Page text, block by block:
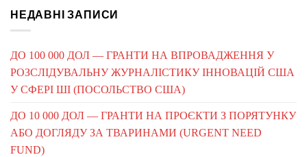
НЕДАВНІ ЗАПИСИ
ДО 100 000 ДОЛ — ГРАНТИ НА ВПРОВАДЖЕННЯ У
РОЗСЛІДУВАЛЬНУ ЖУРНАЛІСТИКУ ІННОВАЦІЙ США
У СФЕРІ ШІ (ПОСОЛЬСТВО США)
ДО 10 000 ДОЛ — ГРАНТИ НА ПРОЄКТИ З ПОРЯТУНКУ
АБО ДОГЛЯДУ ЗА ТВАРИНАМИ (URGENT NEED
FUND)